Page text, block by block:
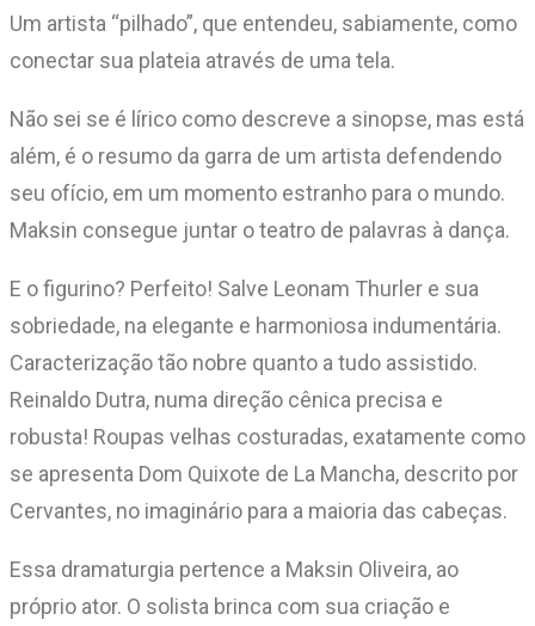
Um artista “pilhado”, que entendeu, sabiamente, como
conectar sua plateia através de uma tela.
Não sei se é lírico como descreve a sinopse, mas está
além, é o resumo da garra de um artista defendendo
seu ofício, em um momento estranho para o mundo.
Maksin consegue juntar o teatro de palavras à dança.
E o figurino? Perfeito! Salve Leonam Thurler e sua
sobriedade, na elegante e harmoniosa indumentária.
Caracterização tão nobre quanto a tudo assistido.
Reinaldo Dutra, numa direção cênica precisa e
robusta! Roupas velhas costuradas, exatamente como
se apresenta Dom Quixote de La Mancha, descrito por
Cervantes, no imaginário para a maioria das cabeças.
Essa dramaturgia pertence a Maksin Oliveira, ao
próprio ator. O solista brinca com sua criação e